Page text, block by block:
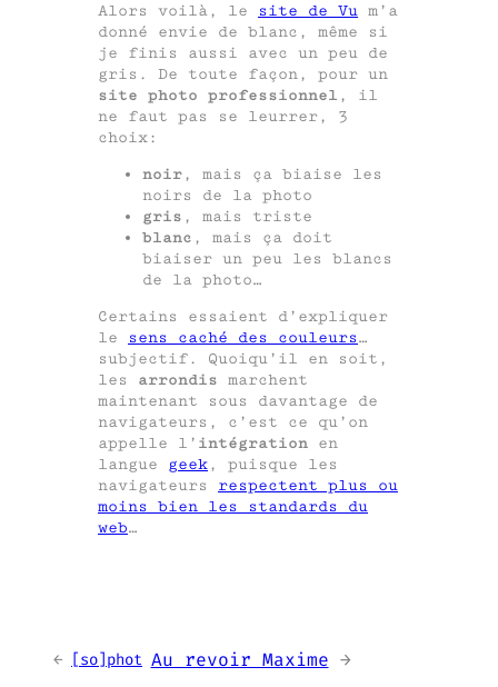
Alors voilà, le site de Vu m’a
donné envie de blanc, même si
je finis aussi avec un peu de
gris. De toute façon, pour un
site photo professionnel , il
ne faut pas se leurrer, 3
choix:
noir, mais ça biaise les
noirs de la photo
gris , mais triste
blanc , mais ça doit
biaiser un peu les blancs
de la photo…
Certains essaient d’expliquer
le
sens caché des couleurs…
subjectif. Quoiqu’il en soit,
les arrondis marchent
maintenant sous davantage de
navigateurs, c’est ce qu’on
appelle l’ intégration en
langue geek, puisque les
navigateurs respectent plus ou
moins bien les standards du
web…
← [so]phot Au revoir Maxime →